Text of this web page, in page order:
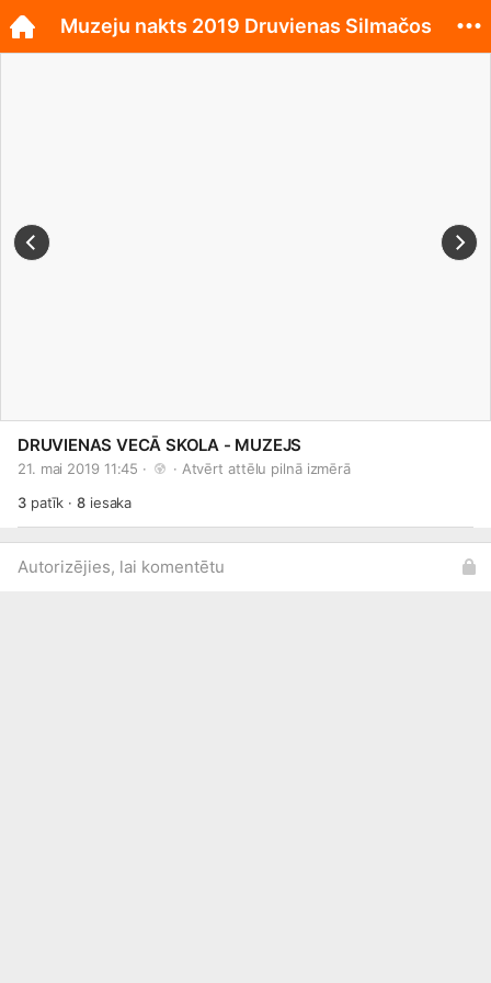
DRUVIENAS VECĀ SKOLA - MUZEJS
21. mai 2019 11:45 · · Atvērt attēlu pilnā izmērā
3patīk ·8iesaka
Autorizējies, lai komentētu
Muzeju nakts 2019 Druvienas Silmačos